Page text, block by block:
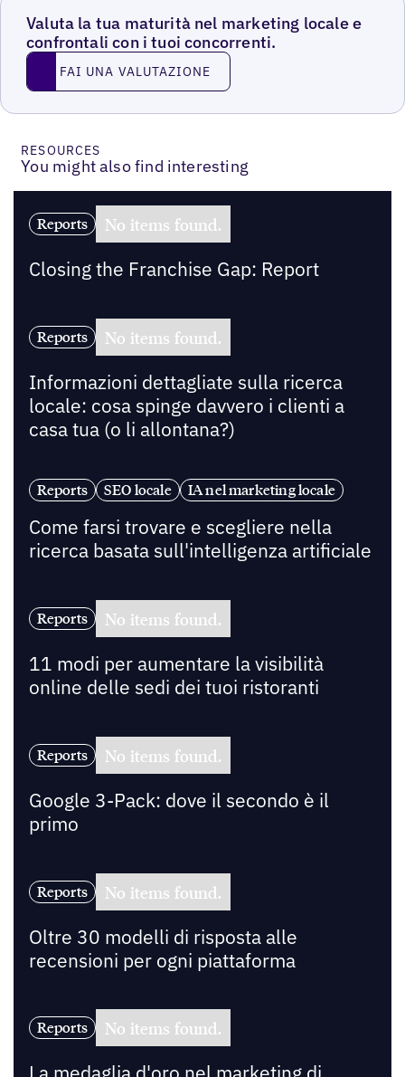
Valuta la tua maturità nel marketing locale e
confrontali con i tuoi concorrenti.
Fai una valutazione
FAI UNA VALUTAZIONE
RESOURCES
You might also find interesting
Reports No items found.
Closing the Franchise Gap: Report
Reports No items found.
Informazioni dettagliate sulla ricerca
locale: cosa spinge davvero i clienti a
casa tua (o li allontana?)
Reports SEO locale IA nel marketing locale
Come farsi trovare e scegliere nella
ricerca basata sull'intelligenza artificiale
Reports No items found.
11 modi per aumentare la visibilità
online delle sedi dei tuoi ristoranti
Reports No items found.
Google 3-Pack: dove il secondo è il
primo
Reports No items found.
Oltre 30 modelli di risposta alle
recensioni per ogni piattaforma
Reports No items found.